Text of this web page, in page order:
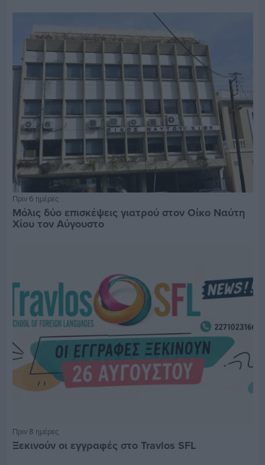
Πριν 6 ημέρες
Μόλις δύο επισκέψεις γιατρού στον Οίκο Ναύτη
Χίου τον Αύγουστο
Πριν 8 ημέρες
Ξεκινούν οι εγγραφές στο Travlos SFL